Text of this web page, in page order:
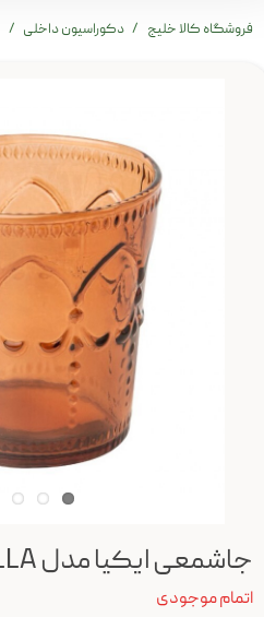
فروشگاه کالا خلیج دکوراسیون داخلی
جاشمعی ایکیا مدل GOKVALLA
اتمام موجودی